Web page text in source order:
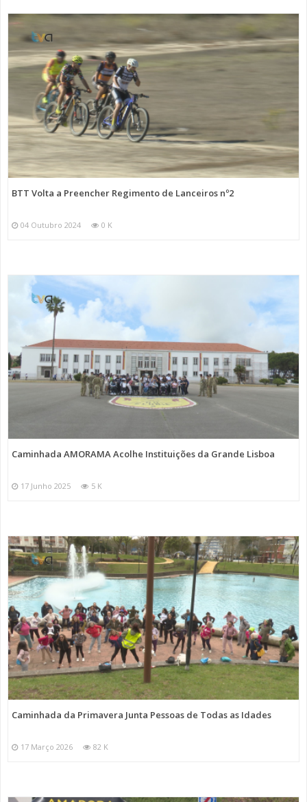
BTT Volta a Preencher Regimento de Lanceiros nº2
04 Outubro 2024 0 K
Caminhada AMORAMA Acolhe Instituições da Grande Lisboa
17 Junho 2025 5 K
Caminhada da Primavera Junta Pessoas de Todas as Idades
17 Março 2026 82 K